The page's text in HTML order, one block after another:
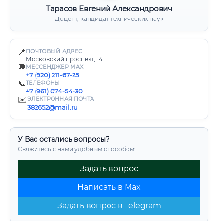
Тарасов Евгений Александрович
Доцент, кандидат технических наук
📍 ПОЧТОВЫЙ АДРЕС
Московский проспект, 14
💬 МЕССЕНДЖЕР MAX
+7 (920) 211-67-25
📞ТЕЛЕФОНЫ
+7 (961) 074-54-30
✉️ЭЛЕКТРОННАЯ ПОЧТА
382652@mail.ru
У Вас остались вопросы?
Свяжитесь с нами удобным способом:
Задать вопрос
Написать в Max
Задать вопрос в Telegram